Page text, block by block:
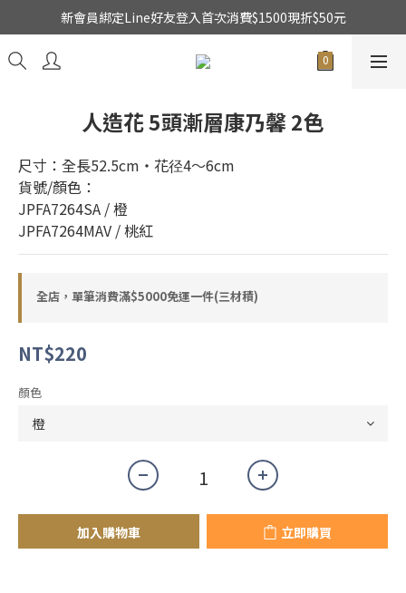
★日本東京堂花材系列全面出清特價中★
新會員綁定Line好友登入首次消費$1500現折$50元
乾燥花不凋花全系列出清買二送一
人造花 5頭漸層康乃馨 2色
尺寸：全長52.5cm・花径4～6cm
貨號/顏色：
JPFA7264SA / 橙
JPFA7264MAV / 桃紅
全店，單筆消費滿$5000免運一件(三材積)
NT$220
顏色
加入購物車 立即購買